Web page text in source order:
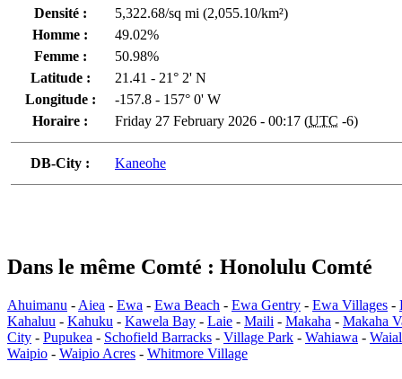
Densité :
5,322.68/sq mi (2,055.10/km²)
Homme :
49.02%
Femme :
50.98%
Latitude :
21.41 - 21° 2' N
Longitude :
-157.8 - 157° 0' W
Horaire :
Friday 27 February 2026 - 00:17 (UTC -6)
DB-City : Kaneohe
Dans le même Comté : Honolulu Comté
Ahuimanu - Aiea - Ewa - Ewa Beach - Ewa Gentry - Ewa Villages -
Kahaluu - Kahuku - Kawela Bay - Laie - Maili - Makaha - Makaha
City - Pupukea - Schofield Barracks - Village Park - Wahiawa -
Waipio - Waipio Acres - Whitmore Village